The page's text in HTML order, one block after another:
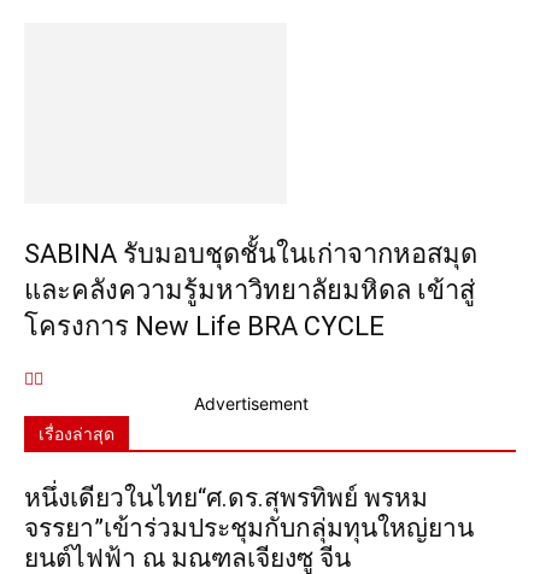
SABINA รับมอบชุดชั้นในเก่าจากหอสมุด
และคลังความรู้มหาวิทยาลัยมหิดล เข้าสู่
โครงการ New Life BRA CYCLE
Advertisement
เรื่องล่าสุด
หนึ่งเดียวในไทย“ศ.ดร.สุพรทิพย์ พรหม
จรรยา”เข้าร่วมประชุมกับกลุ่มทุนใหญ่ยาน
ยนต์ไฟฟ้า ณ มณฑลเจียงซู จีน